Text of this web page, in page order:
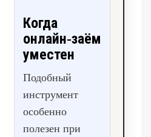
Когда
онлайн‑заём
уместен
Подобный
инструмент
особенно
полезен при